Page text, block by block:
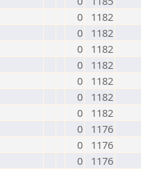
0
1182
0
1182
0
1182
0
1182
0
1182
0
1182
0
1182
0
1176
0
1176
0
1176